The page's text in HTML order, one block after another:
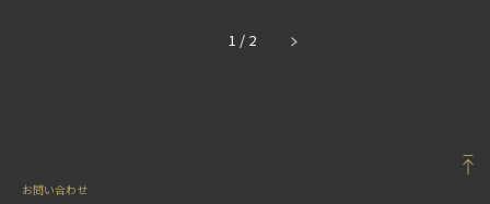
1 / 2
お問い合わせ